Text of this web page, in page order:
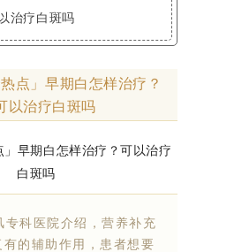
热点」早期白怎样治疗？
以治疗白斑吗
科医院介绍，营养补充
的辅助作用，患者想要